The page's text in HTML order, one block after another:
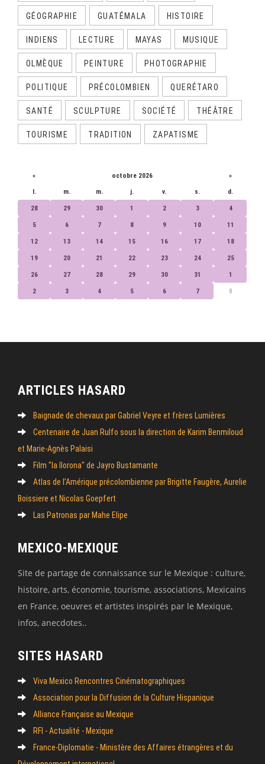
GÉOGRAPHIE GUATÉMALA HISTOIRE
INDIENS LECTURE MAYAS MUSIQUE
OLMÈQUE PEINTURE PHOTOGRAPHIE
POLITIQUE PRÉCOLOMBIEN QUERÉTARO
SANTÉ SCULPTURE SOCIÉTÉ THÉÂTRE
TOURISME TRADITION ZAPATISME
« octobre 2026 »
l. m. m. j. v. s. d.
28 29 30 1 2 3 4
5 6 7 8 9 10 11
12 13 14 15 16 17 18
19 20 21 22 23 24 25
26 27 28 29 30 31 1
2 3 4 5 6 7 8
ARTICLES HASARD
Baignade de chevaux par Gabriel Veyre et frères Lumières
Centenaire de Juan Rulfo sous la direction de Karim Benmiloud
et Marie-Agnès Palaisi
Film "la llorona" de Jayro Bustamante
Atlas de l’Amérique précolombienne par Brigitte Faugère, Aurelie
Boissiere et Nicolas Goepfert
Las Patronas par Mahe Elipe
MEXICO-MEXIQUE
Site de partage de connaissance sur le Mexique : culture,
histoire, arts, économie, tourisme, associations, Mexicains
en France, oeuvres et artistes inspirés par le Mexique,
infos, anecdotes..
SITES HASARD
Viva Mexico Rencontres Cinématographiques
Association pour la Diffusion de la Culture Hispanique
Alliance Française au Mexique
RFI - Actualité - Mexique
France-Diplomatie - Ministère des Affaires étrangères et du